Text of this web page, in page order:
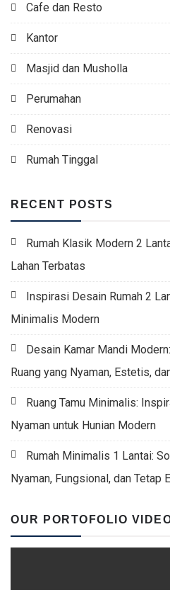
Cafe dan Resto
Kantor
Masjid dan Musholla
Perumahan
Renovasi
Rumah Tinggal
RECENT POSTS
Rumah Klasik Modern 2
Lahan Terbatas
Inspirasi Desain Rumah 2
Minimalis Modern
Desain Kamar Mandi
Ruang yang Nyaman, Estetis,
Ruang Tamu Minimalis:
Nyaman untuk Hunian Modern
Rumah Minimalis 1 Lantai:
Nyaman, Fungsional, dan Tetap
OUR PORTOFOLIO